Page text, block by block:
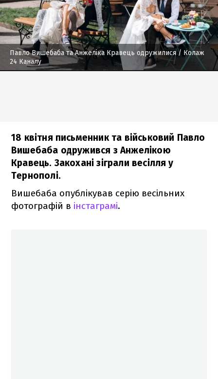
Павло Вишебаба та Анжеліка Кравець одружилися/ Колаж
24 Каналу
18 квітня письменник та військовий Павло
Вишебаба одружився з Анжелікою
Кравець. Закохані зіграли весілля у
Тернополі.
Вишебаба опублікував серію весільних
фотографій в інстаграмі.